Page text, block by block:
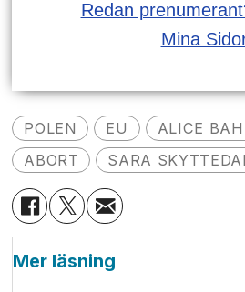
Redan
Mina
POLEN EU
ALICE
ABORT
SARA
Mer läsning